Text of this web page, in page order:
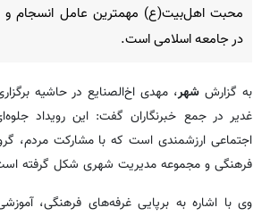
محبت اهل‌بیت(ع) مهمترین عامل انسجام
در جامعه اسلامی است.
به گزارش شهر
غدیر در جمع خبرنگاران گفت: این رویداد
اجتماعی ارزشمندی است که با مشارکت مردم،
فرهنگی و مجموعه مدیریت شهری شکل گرفته
وی با اشاره به برپایی غرفه‌های فرهنگی،